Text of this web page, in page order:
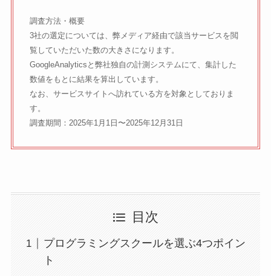
調査方法・概要
3社の選定については、弊メディア経由で該当サービスを閲
覧していただいた数の大きさになります。
GoogleAnalyticsと弊社独自の計測システムにて、集計した
数値をもとに結果を算出しています。
なお、サービスサイトへ訪れている方を対象としておりま
す。
調査期間：2025年1月1日〜2025年12月31日
目次
プログラミングスクールを選ぶ4つポイン
ト